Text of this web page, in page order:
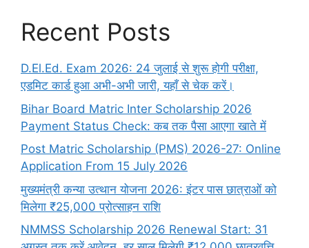
Recent Posts
D.El.Ed. Exam 2026: 24 जुलाई से शुरू होगी परीक्षा,
एडमिट कार्ड हुआ अभी-अभी जारी, यहाँ से चेक करें।
Bihar Board Matric Inter Scholarship 2026
Payment Status Check: कब तक पैसा आएगा खाते में
Post Matric Scholarship (PMS) 2026-27: Online
Application From 15 July 2026
मुख्यमंत्री कन्या उत्थान योजना 2026: इंटर पास छात्राओं को
मिलेगा ₹25,000 प्रोत्साहन राशि
NMMSS Scholarship 2026 Renewal Start: 31